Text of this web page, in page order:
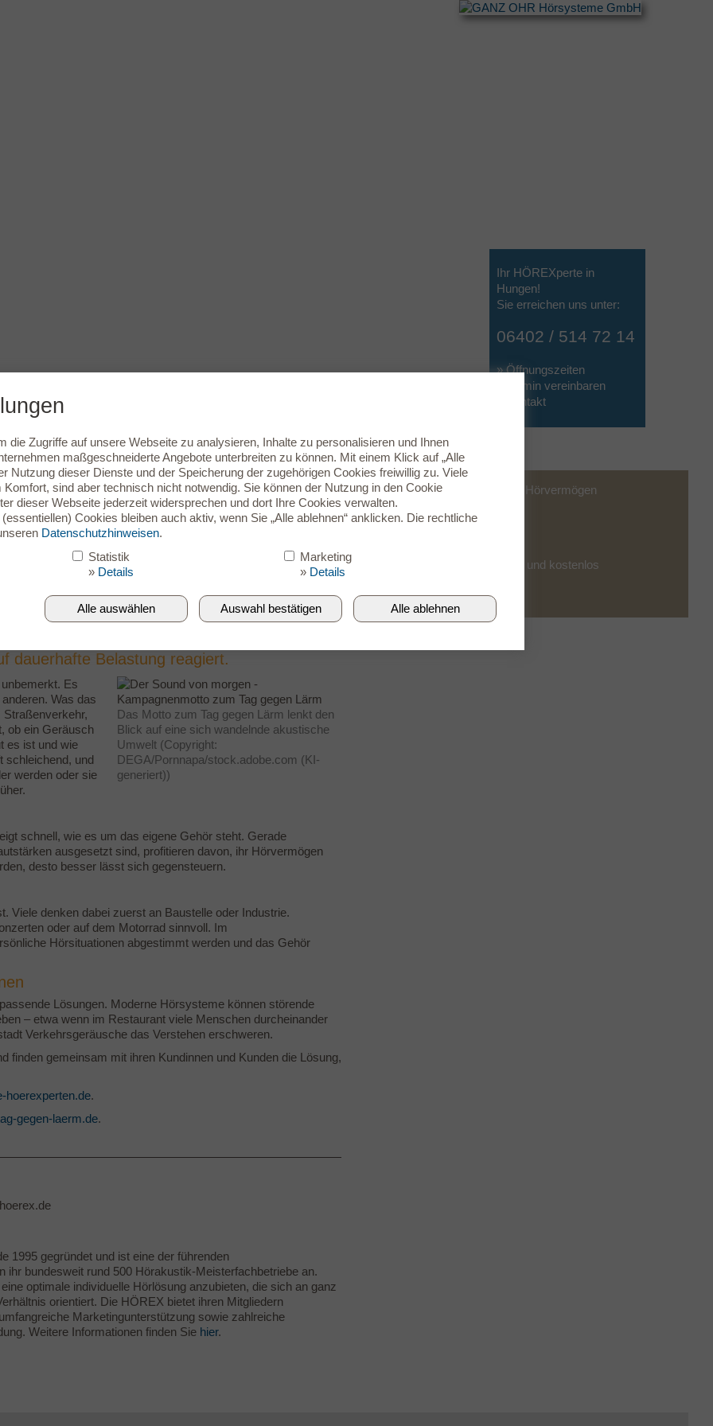
Ihr HÖREXperte in
Hungen!
Sie erreichen uns unter:
06402 / 514 72 14
» Öffnungszeiten
» Termin vereinbaren
» Kontakt
Infos & Zubehör
Ohren für den Sound von
lautet das Motto zum Tag gegen Lärm am
akustische Umwelt – und auf die
lässt. Zahlreiche Mitgliedsfachbetriebe
Gesellschaft für Akustik (DEGA) und
dauerhafte Belastung reagiert.
Das Motto zum Tag gegen Lärm lenkt den
Blick auf eine sich wandelnde akustische
Umwelt (Copyright:
DEGA/Pornnapa/stock.adobe.com (KI-
generiert))
Es
Was das
ob ein Geräusch
es ist und wie
schleichend, und
werden oder sie
schnell, wie es um das eigene Gehör steht. Gerade
ausgesetzt sind, profitieren davon, ihr Hörvermögen
desto besser lässt sich gegensteuern.
Viele denken dabei zuerst an Baustelle oder Industrie.
oder auf dem Motorrad sinnvoll. Im
Hörsituationen abgestimmt werden und das Gehör
Lösungen. Moderne Hörsysteme können störende
– etwa wenn im Restaurant viele Menschen durcheinander
Verkehrsgeräusche das Verstehen erschweren.
finden gemeinsam mit ihren Kundinnen und Kunden die Lösung,
hoerexperten.de.
gegen-laerm.de.
1995 gegründet und ist eine der führenden
bundesweit rund 500 Hörakustik-Meisterfachbetriebe an.
optimale individuelle Hörlösung anzubieten, die sich an ganz
orientiert. Die HÖREX bietet ihren Mitgliedern
Marketingunterstützung sowie zahlreiche
Weitere Informationen finden Sie hier.
Finden Sie heraus, wie gut Ihr Hörvermögen
ist.
Testen Sie völlig unverbindlich und kostenlos
mehr
die Zugriffe auf unsere Webseite zu analysieren, Inhalte zu personalisieren und Ihnen
maßgeschneiderte Angebote unterbreiten zu können. Mit einem Klick auf „Alle
Nutzung dieser Dienste und der Speicherung der zugehörigen Cookies freiwillig zu. Viele
sind aber technisch nicht notwendig. Sie können der Nutzung in den Cookie
dieser Webseite jederzeit widersprechen und dort Ihre Cookies verwalten.
Cookies bleiben auch aktiv, wenn Sie „Alle ablehnen“ anklicken. Die rechtliche
Datenschutzhinweisen.
Statistik
» Details
Marketing
» Details
Alle auswählen Auswahl bestätigen Alle ablehnen